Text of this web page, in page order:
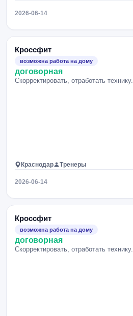
2026-06-14
Кроссфит
возможна работа на дому
договорная
Скорректировать, отработать технику.
Краснодар Тренеры
2026-06-14
Кроссфит
возможна работа на дому
договорная
Скорректировать, отработать технику.